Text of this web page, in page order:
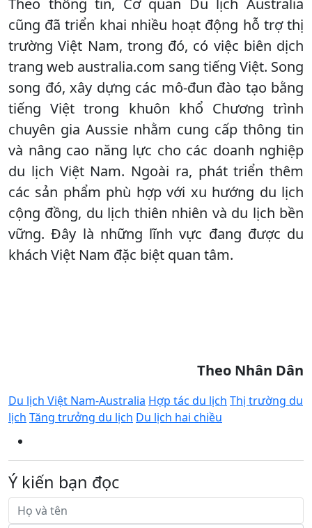
Theo thông tin, Cơ quan Du lịch Australia
cũng đã triển khai nhiều hoạt động hỗ trợ thị
trường Việt Nam, trong đó, có việc biên dịch
trang web australia.com sang tiếng Việt. Song
song đó, xây dựng các mô-đun đào tạo bằng
tiếng Việt trong khuôn khổ Chương trình
chuyên gia Aussie nhằm cung cấp thông tin
và nâng cao năng lực cho các doanh nghiệp
du lịch Việt Nam. Ngoài ra, phát triển thêm
các sản phẩm phù hợp với xu hướng du lịch
cộng đồng, du lịch thiên nhiên và du lịch bền
vững. Đây là những lĩnh vực đang được du
khách Việt Nam đặc biệt quan tâm.
Theo Nhân Dân
Du lịch Việt Nam-Australia Hợp tác du lịch Thị trường du
lịch Tăng trưởng du lịch Du lịch hai chiều
Ý kiến bạn đọc